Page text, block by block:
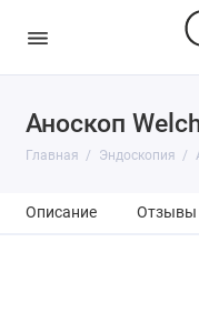
Аноскоп
Главная Эндоскопия
Описание Отзывы